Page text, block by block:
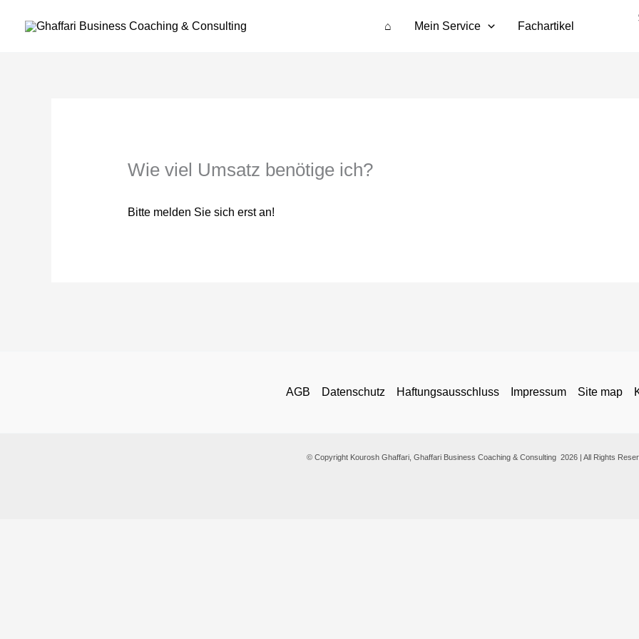
Inhalt
⌂ Mein Service Fachartikel
Wie viel Umsatz benötige ich?
Bitte melden Sie sich erst an!
AGB Datenschutz Haftungsausschluss Impressum Site map
© Copyright Kourosh Ghaffari, Ghaffari Business Coaching & Consulting 2026 | All Rights